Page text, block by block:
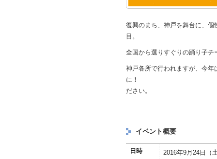
復興のまち、神戸を舞台に、
目。
全国から選りすぐりの踊り子
神戸各所で行われますが、今
に！
ださい。
イベント概要
日時
2016年9月24日（